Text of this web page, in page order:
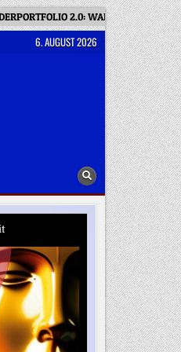
2.0: WARUM DAS NEUE
6. AUGUST 2026